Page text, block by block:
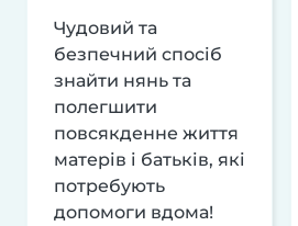
Чудовий та
безпечний спосіб
знайти нянь та
полегшити
повсякденне життя
матерів і батьків, які
потребують
допомоги вдома!